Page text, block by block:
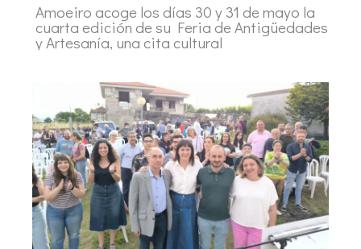
Amoeiro acoge los días 30 y 31 de mayo la
cuarta edición de su Feria de Antigüedades
y Artesanía, una cita cultural